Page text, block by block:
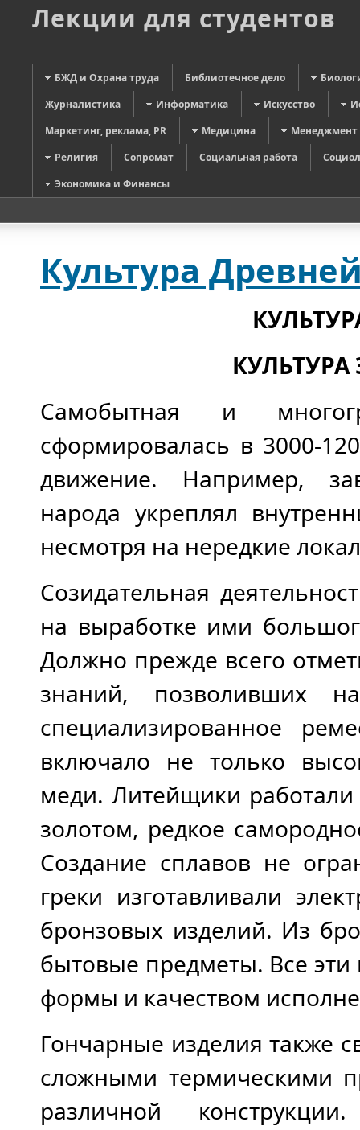
Лекции для студентов
БЖД и Охрана труда Библиотечное дело
Журналистика
Информатика Искусство
Маркетинг, реклама, PR
Медицина
Менеджмент
Религия
Сопромат Социальная работа
Экономика и Финансы
Культура
КУЛЬТУРА
Самобытная и
сформировалась в 3000-
движение. Например,
народа укреплял
несмотря на нередкие
Созидательная
на выработке ими
Должно прежде всего
знаний, позволивших
специализированное
включало не только
меди. Литейщики
золотом, редкое
Создание сплавов не
греки изготавливали
бронзовых изделий. Из
бытовые предметы. Все
формы и качеством
Гончарные изделия также
сложными термическими
различной